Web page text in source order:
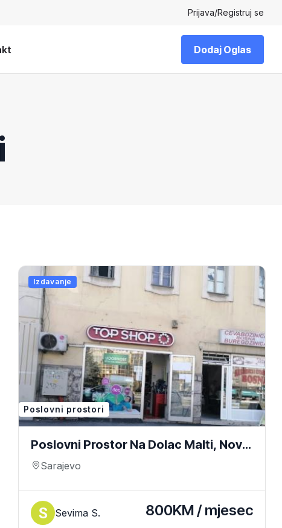
Prijava/Registruj se
Dodaj Oglas
Izdavanje
Poslovni prostori
Poslovni Prostor Na Dolac Malti, Novo
Sarajevo
Sarajevo
Sevima S. 800KM / mjesec